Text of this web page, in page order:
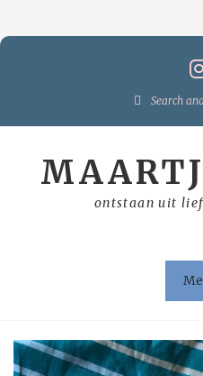
Search
ontstaan uit